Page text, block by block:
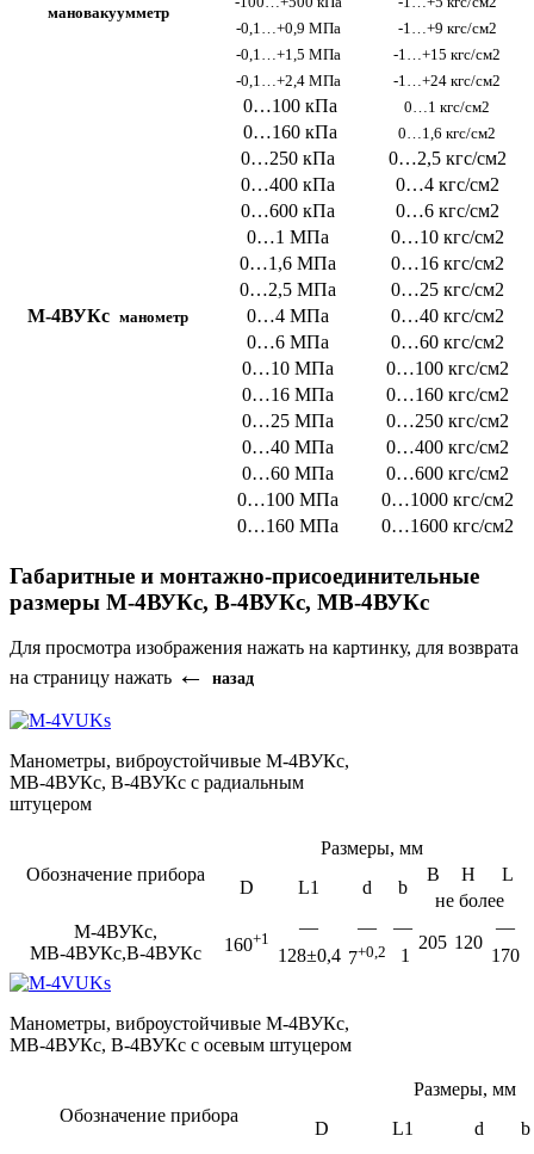
мановакуумметр
-0,1…+0,9 МПа
-1…+9 кгс/см2
-0,1…+1,5 МПа
-1…+15 кгс/см2
-0,1…+2,4 МПа
-1…+24 кгс/см2
М-4ВУКс манометр
0…100 кПа 0…1 кгс/см2
0…160 кПа 0…1,6 кгс/см2
0…250 кПа
0…2,5 кгс/см2
0…400 кПа
0…4 кгс/см2
0…600 кПа
0…6 кгс/см2
0…1 МПа
0…10 кгс/см2
0…1,6 МПа
0…16 кгс/см2
0…2,5 МПа
0…25 кгс/см2
0…4 МПа
0…40 кгс/см2
0…6 МПа
0…60 кгс/см2
0…10 МПа
0…100 кгс/см2
0…16 МПа
0…160 кгс/см2
0…25 МПа
0…250 кгс/см2
0…40 МПа
0…400 кгс/см2
0…60 МПа
0…600 кгс/см2
0…100 МПа
0…1000 кгс/см2
0…160 МПа
0…1600 кгс/см2
Габаритные и монтажно-присоединительные
размеры М-4ВУКс, В-4ВУКс, МВ-4ВУКс
Для просмотра изображения нажать на картинку, для возврата
на страницу нажать ← назад
Манометры, виброустойчивые М-4ВУКс,
МВ-4ВУКс, В-4ВУКс с радиальным
штуцером
Обозначение прибора
Размеры, мм
D
L1 d b
B H
L
не более
М-4ВУКс,
МВ-4ВУКс,В-4ВУКс
160+1
— — —
205 120
—
128±0,4 7+0,2 1 170
Манометры, виброустойчивые М-4ВУКс,
МВ-4ВУКс, В-4ВУКс с осевым штуцером
Обозначение прибора
Размеры, мм
D
L1 d b